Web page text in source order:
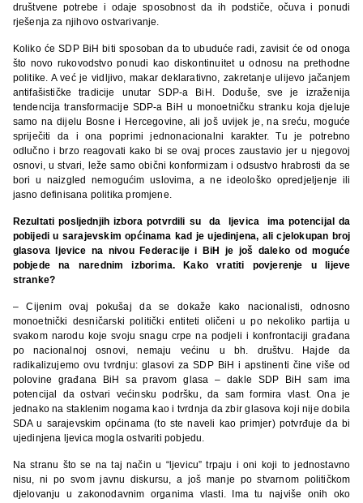
društvene potrebe i odaje sposobnost da ih podstiče, očuva i ponudi
rješenja za njihovo ostvarivanje.
Koliko će SDP BiH biti sposoban da to ubuduće radi, zavisit će od onoga
što novo rukovodstvo ponudi kao diskontinuitet u odnosu na prethodne
politike. A već je vidljivo, makar deklarativno, zakretanje ulijevo jačanjem
antifašističke tradicije unutar SDP-a BiH. Doduše, sve je izraženija
tendencija transformacije SDP-a BiH u monoetničku stranku koja djeluje
samo na dijelu Bosne i Hercegovine, ali još uvijek je, na sreću, moguće
spriječiti da i ona poprimi jednonacionalni karakter. Tu je potrebno
odlučno i brzo reagovati kako bi se ovaj proces zaustavio jer u njegovoj
osnovi, u stvari, leže samo obični konformizam i odsustvo hrabrosti da se
bori u naizgled nemogućim uslovima, a ne ideološko opredjeljenje ili
jasno definisana politika promjene.
Rezultati posljednjih izbora potvrdili su da ljevica ima potencijal da
pobijedi u sarajevskim općinama kad je ujedinjena, ali cjelokupan broj
glasova ljevice na nivou Federacije i BiH je još daleko od moguće
pobjede na narednim izborima. Kako vratiti povjerenje u lijeve
stranke?
– Cijenim ovaj pokušaj da se dokaže kako nacionalisti, odnosno
monoetnički desničarski politički entiteti oličeni u po nekoliko partija u
svakom narodu koje svoju snagu crpe na podjeli i konfrontaciji građana
po nacionalnoj osnovi, nemaju većinu u bh. društvu. Hajde da
radikalizujemo ovu tvrdnju: glasovi za SDP BiH i apstinenti čine više od
polovine građana BiH sa pravom glasa – dakle SDP BiH sam ima
potencijal da ostvari većinsku podršku, da sam formira vlast. Ona je
jednako na staklenim nogama kao i tvrdnja da zbir glasova koji nije dobila
SDA u sarajevskim općinama (to ste naveli kao primjer) potvrđuje da bi
ujedinjena ljevica mogla ostvariti pobjedu.
Na stranu što se na taj način u “ljevicu” trpaju i oni koji to jednostavno
nisu, ni po svom javnu diskursu, a još manje po stvarnom političkom
djelovanju u zakonodavnim organima vlasti. Ima tu najviše onih oko